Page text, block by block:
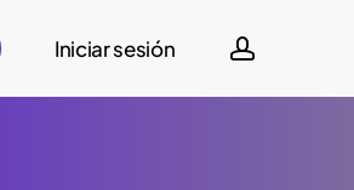
Iniciar sesión account